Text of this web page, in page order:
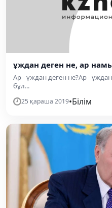
ұждан деген не, ар
Ар - ұждан деген не?Ар -
бұл...
25 қараша 2019•Білім